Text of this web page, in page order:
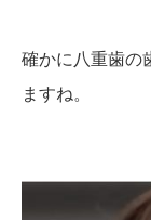
確かに八重歯の
ますね。